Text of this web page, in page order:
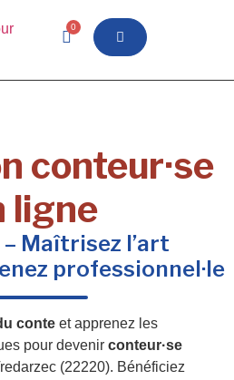
0
conteur·se
ligne
Maîtrisez l’art
professionnel·le
conteet apprenez les
pour devenirconteur·se
(22220). Bénéficiez